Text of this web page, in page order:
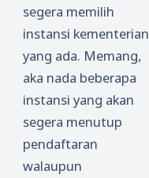
segera memilih
instansi kementerian
yang ada. Memang,
aka nada beberapa
instansi yang akan
segera menutup
pendaftaran
walaupun